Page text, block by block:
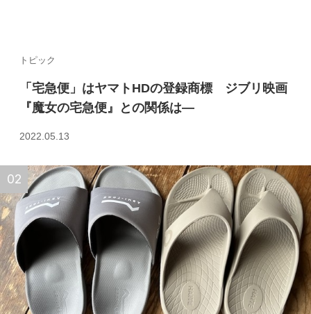
トピック
「宅急便」はヤマトHDの登録商標 ジブリ映画
『魔女の宅急便』との関係は—
2022.05.13